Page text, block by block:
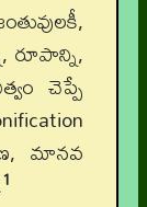
చెప్పే
మానవ
1